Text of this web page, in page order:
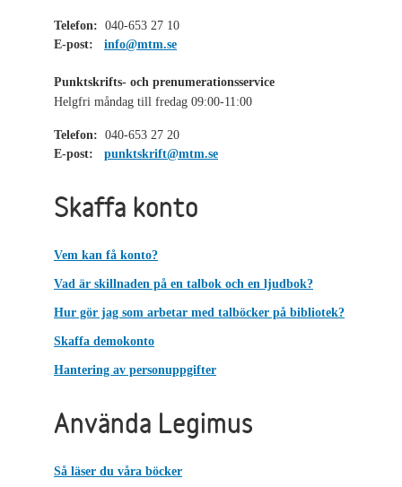
Telefon: 040-653 27 10
E-post:
info@mtm.se
Punktskrifts- och prenumerationsservice
Helgfri måndag till fredag 09:00-11:00
Telefon: 040-653 27 20
E-post:
punktskrift@mtm.se
Skaffa konto
Vem kan få konto?
Vad är skillnaden på en talbok och en ljudbok?
Hur gör jag som arbetar med talböcker på bibliotek?
Skaffa demokonto
Hantering av personuppgifter
Använda Legimus
Så läser du våra böcker